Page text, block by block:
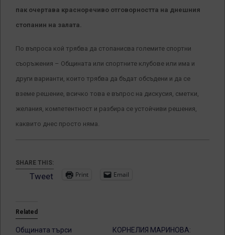
пак очертава красноречиво отговорността на днешния
стопанин на залата.
По въпроса кой трябва да стопанисва големите спортни
съоръжения – Общината или спортните клубове или има и
други варианти, които трябва да бъдат обсъдени и да се
вземе решение, всичко това е въпрос на дискусия, сметки,
желания, компетентност и разбира се устойчиви решения,
каквито днес просто няма.
SHARE THIS:
Tweet Print Email
Related
Общината търси
КОРНЕЛИЯ МАРИНОВА: